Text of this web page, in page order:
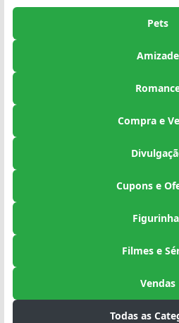
Pets
Amizade
Compra e
Cupons e
Filmes e
Vendas
Todas as